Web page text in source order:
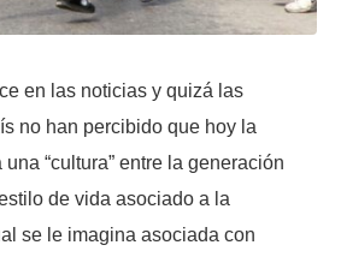
en las noticias y quizá las
no han percibido que hoy la
“cultura” entre la generación
de vida asociado a la
se le imagina asociada con